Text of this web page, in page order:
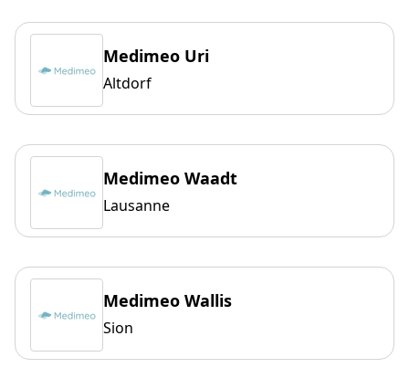
Medimeo Uri
Altdorf
Medimeo Waadt
Lausanne
Medimeo Wallis
Sion